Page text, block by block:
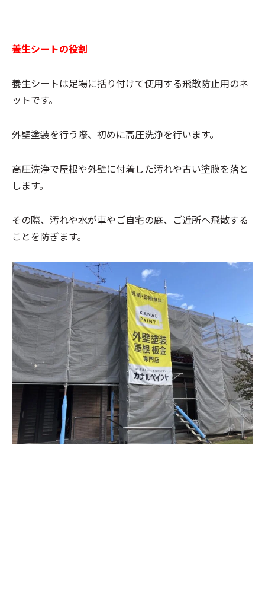
養生シートの役割
養生シートは足場に括り付けて使用する飛散防止用のネ
ットです。
外壁塗装を行う際、初めに高圧洗浄を行います。
高圧洗浄で屋根や外壁に付着した汚れや古い塗膜を落と
します。
その際、汚れや水が車やご自宅の庭、ご近所へ飛散する
ことを防ぎます。